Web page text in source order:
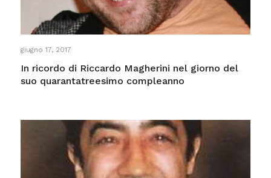
giugno 17, 2017
In ricordo di Riccardo Magherini nel giorno del
suo quarantatreesimo compleanno